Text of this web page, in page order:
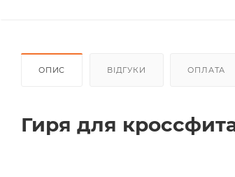
ОПИС ВІДГУКИ ОПЛАТА
Гиря для